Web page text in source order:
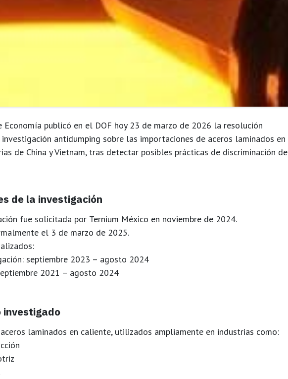
Economía publicó en el DOF hoy 23 de marzo de 2026 la resolución
antidumping sobre las importaciones de aceros laminados en
de China y Vietnam, tras detectar posibles prácticas de discriminación de
de la investigación
fue solicitada por Ternium México en noviembre de 2024.
el 3 de marzo de 2025.
septiembre 2023 – agosto 2024
2021 – agosto 2024
investigado
aceros laminados en caliente, utilizados ampliamente en industrias como: